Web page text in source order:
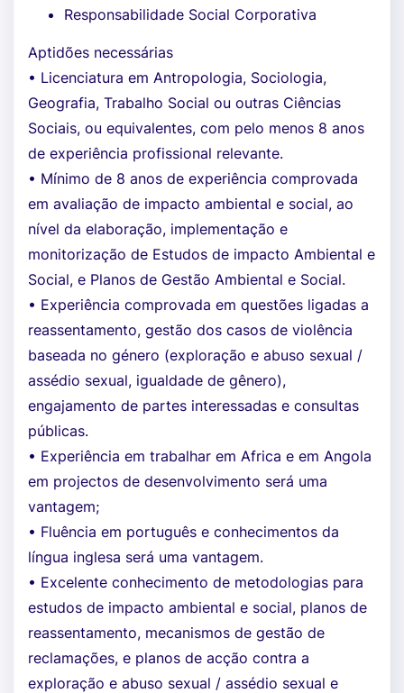
Responsabilidade Social Corporativa
Aptidões necessárias
• Licenciatura em Antropologia, Sociologia,
Geografia, Trabalho Social ou outras Ciências
Sociais, ou equivalentes, com pelo menos 8 anos
de experiência profissional relevante.
• Mínimo de 8 anos de experiência comprovada
em avaliação de impacto ambiental e social, ao
nível da elaboração, implementação e
monitorização de Estudos de impacto Ambiental e
Social, e Planos de Gestão Ambiental e Social.
• Experiência comprovada em questões ligadas a
reassentamento, gestão dos casos de violência
baseada no género (exploração e abuso sexual /
assédio sexual, igualdade de gênero),
engajamento de partes interessadas e consultas
públicas.
• Experiência em trabalhar em Africa e em Angola
em projectos de desenvolvimento será uma
vantagem;
• Fluência em português e conhecimentos da
língua inglesa será uma vantagem.
• Excelente conhecimento de metodologias para
estudos de impacto ambiental e social, planos de
reassentamento, mecanismos de gestão de
reclamações, e planos de acção contra a
exploração e abuso sexual / assédio sexual e